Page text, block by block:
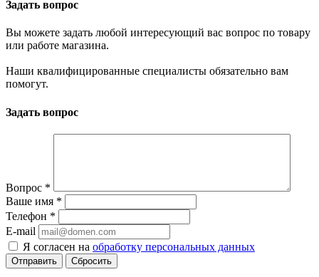
Задать вопрос
Вы можете задать любой интересующий вас вопрос по товару
или работе магазина.
Наши квалифицированные специалисты обязательно вам
помогут.
Задать вопрос
Вопрос *
Ваше имя *
Телефон *
E-mail
Я согласен на обработку персональных данных
Сбросить